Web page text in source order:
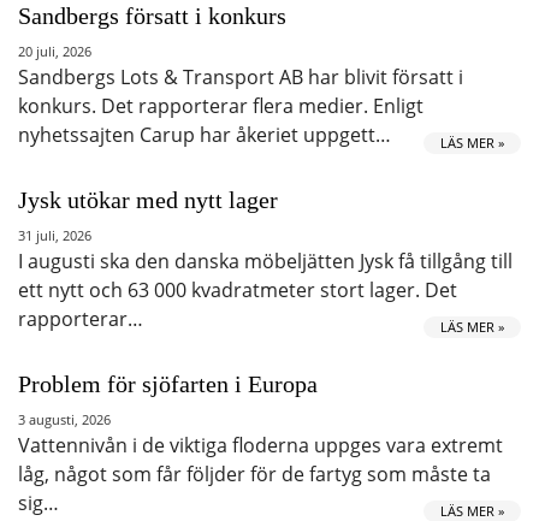
Sandbergs försatt i konkurs
20 juli, 2026
Sandbergs Lots & Transport AB har blivit försatt i
konkurs. Det rapporterar flera medier. Enligt
nyhetssajten Carup har åkeriet uppgett…
LÄS MER »
Jysk utökar med nytt lager
31 juli, 2026
I augusti ska den danska möbeljätten Jysk få tillgång till
ett nytt och 63 000 kvadratmeter stort lager. Det
rapporterar…
LÄS MER »
Problem för sjöfarten i Europa
3 augusti, 2026
Vattennivån i de viktiga floderna uppges vara extremt
låg, något som får följder för de fartyg som måste ta
sig…
LÄS MER »